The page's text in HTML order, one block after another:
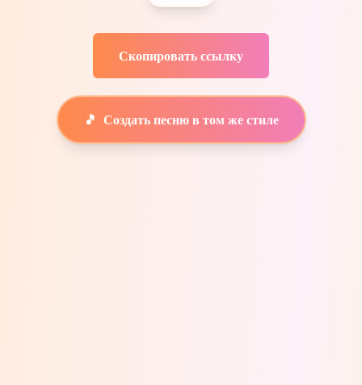
Скопировать ссылку
🎵 Создать песню в том же стиле